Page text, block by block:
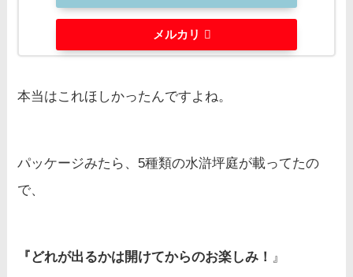
メルカリ
本当はこれほしかったんですよね。
パッケージみたら、5種類の水滸坪庭が載ってたの
で、
『どれが出るかは開けてからのお楽しみ！ 』